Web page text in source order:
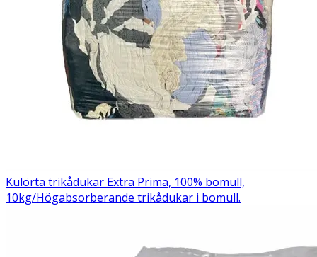
Kulörta trikådukar Extra Prima, 100% bomull,
10kg/Högabsorberande trikådukar i bomull.